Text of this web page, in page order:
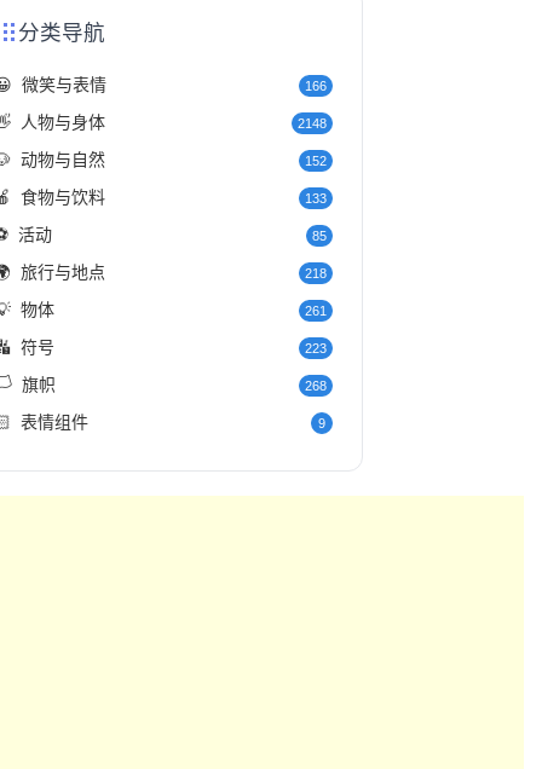
分类导航
微笑与表情 166
人物与身体 2148
动物与自然 152
食物与饮料 133
活动 85
旅行与地点 218
物体 261
符号 223
旗帜 268
表情组件 9